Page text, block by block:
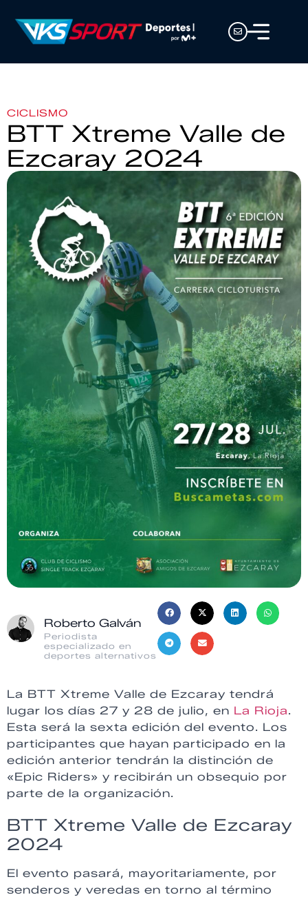
CICLISMO
BTT Xtreme Valle de
Ezcaray 2024
Roberto Galván
Periodista
especializado en
deportes alternativos
La BTT Xtreme Valle de Ezcaray tendrá
lugar los días 27 y 28 de julio, en La Rioja.
Esta será la sexta edición del evento. Los
participantes que hayan participado en la
edición anterior tendrán la distinción de
«Epic Riders» y recibirán un obsequio por
parte de la organización.
BTT Xtreme Valle de Ezcaray
2024
El evento pasará, mayoritariamente, por
senderos y veredas en torno al término